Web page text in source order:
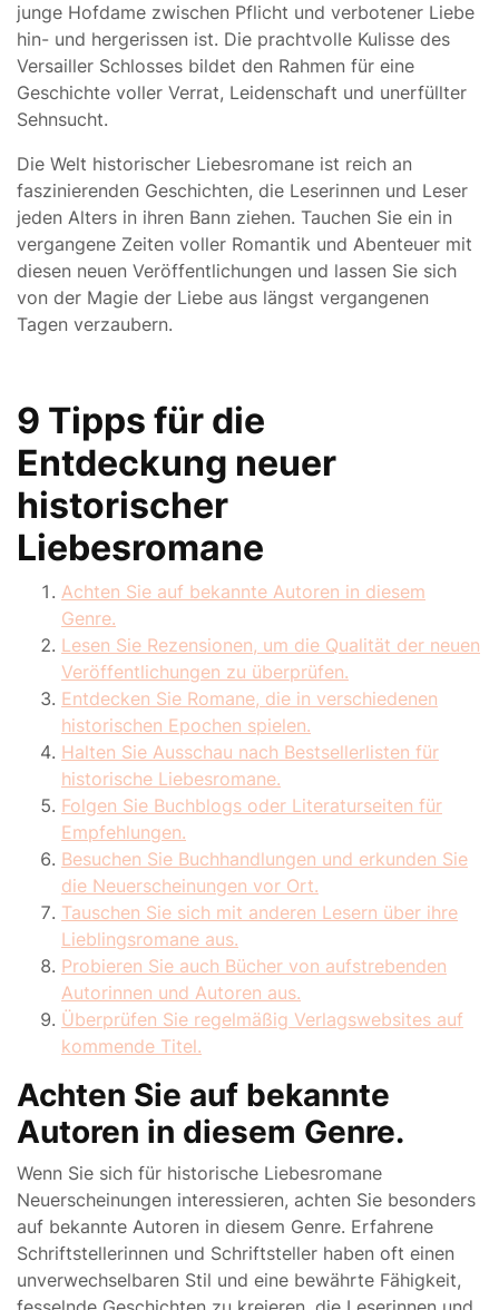
junge Hofdame zwischen Pflicht und verbotener Liebe
hin- und hergerissen ist. Die prachtvolle Kulisse des
Versailler Schlosses bildet den Rahmen für eine
Geschichte voller Verrat, Leidenschaft und unerfüllter
Sehnsucht.
Die Welt historischer Liebesromane ist reich an
faszinierenden Geschichten, die Leserinnen und Leser
jeden Alters in ihren Bann ziehen. Tauchen Sie ein in
vergangene Zeiten voller Romantik und Abenteuer mit
diesen neuen Veröffentlichungen und lassen Sie sich
von der Magie der Liebe aus längst vergangenen
Tagen verzaubern.
9 Tipps für die
Entdeckung neuer
historischer
Liebesromane
Achten Sie auf bekannte Autoren in diesem
Genre.
Lesen Sie Rezensionen, um die Qualität der neuen
Veröffentlichungen zu überprüfen.
Entdecken Sie Romane, die in verschiedenen
historischen Epochen spielen.
Halten Sie Ausschau nach Bestsellerlisten für
historische Liebesromane.
Folgen Sie Buchblogs oder Literaturseiten für
Empfehlungen.
Besuchen Sie Buchhandlungen und erkunden Sie
die Neuerscheinungen vor Ort.
Tauschen Sie sich mit anderen Lesern über ihre
Lieblingsromane aus.
Probieren Sie auch Bücher von aufstrebenden
Autorinnen und Autoren aus.
Überprüfen Sie regelmäßig Verlagswebsites auf
kommende Titel.
Achten Sie auf bekannte
Autoren in diesem Genre.
Wenn Sie sich für historische Liebesromane
Neuerscheinungen interessieren, achten Sie besonders
auf bekannte Autoren in diesem Genre. Erfahrene
Schriftstellerinnen und Schriftsteller haben oft einen
unverwechselbaren Stil und eine bewährte Fähigkeit,